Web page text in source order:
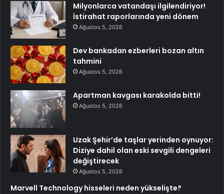
Milyonlarca vatandaşı ilgilendiriyor!
İstirahat raporlarında yeni dönem
Ağustos 5, 2026
Dev bankadan ezberleri bozan altın
tahmini
Ağustos 5, 2026
Apartman kavgası karakolda bitti!
Ağustos 5, 2026
Uzak Şehir’de taşlar yerinden oynuyor:
Diziye dahil olan eski sevgili dengeleri
değiştirecek
Ağustos 5, 2026
Marvell Technology hisseleri neden yükselişte?